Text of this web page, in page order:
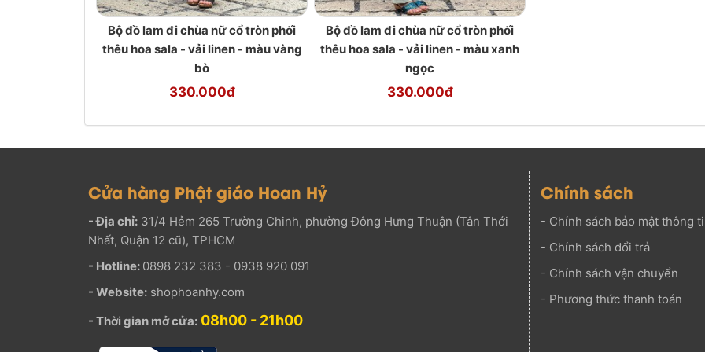
Bộ đồ lam đi chùa nữ cổ tròn phối
thêu hoa sala - vải linen - màu vàng
bò
330.000đ
Bộ đồ lam đi chùa nữ cổ tròn phối
thêu hoa sala - vải linen - màu xanh
ngọc
330.000đ
Cửa hàng Phật giáo Hoan Hỷ
- Địa chỉ: 31/4 Hẻm 265 Trường Chinh, phường Đông Hưng Thuận (Tân Thới
Nhất, Quận 12 cũ), TPHCM
- Hotline: 0898 232 383 - 0938 920 091
- Website: shophoanhy.com
- Thời gian mở cửa: 08h00 - 21h00
Chính sách
- Chính sách bảo mật thông
- Chính sách đổi trả
- Chính sách vận chuyển
- Phương thức thanh toán